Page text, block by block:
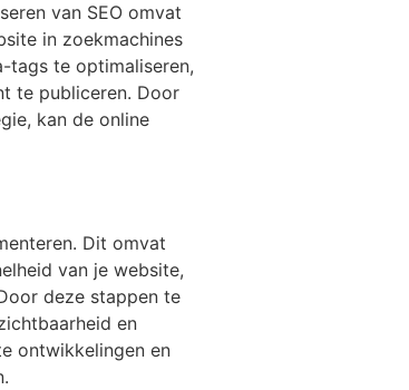
van SEO omvat
in zoekmachines
tags te optimaliseren,
te publiceren. Door
kan de online
Dit omvat
van je website,
deze stappen te
en
ontwikkelingen en